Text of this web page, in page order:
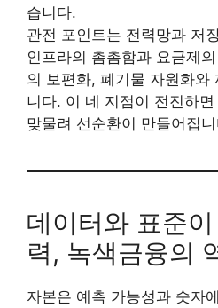
습니다.
관전 포인트는 전력망과 저
인프라의 촘촘함과 요금제
의 보편화, 폐기물 자원화와
니다. 이 네 지점이 전진하
맞물려 선순환이 만들어집
데이터와 표준
력, 녹색금융의
자본은 예측 가능성과 숫자